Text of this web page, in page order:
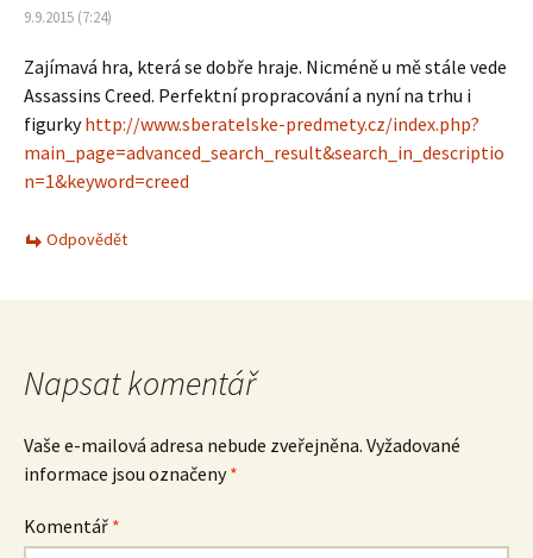
9.9.2015 (7:24)
Zajímavá hra, která se dobře hraje. Nicméně u mě stále vede
Assassins Creed. Perfektní propracování a nyní na trhu i
figurkyhttp://www.sberatelske-predmety.cz/index.php?
main_page=advanced_search_result&search_in_descriptio
n=1&keyword=creed
Odpovědět
Napsat komentář
Vaše e-mailová adresa nebude zveřejněna. Vyžadované
informace jsou označeny*
Komentář *